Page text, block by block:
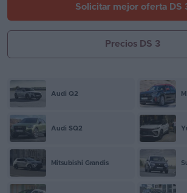
Solicitar mejor oferta DS
Precios DS 3
Audi Q2
Audi SQ2
Mitsubishi Grandis